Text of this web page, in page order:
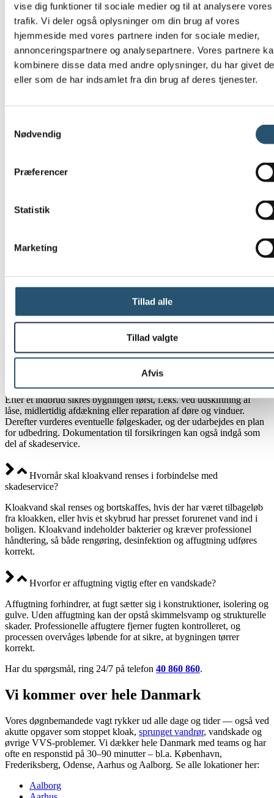
vise dig funktioner til sociale medier og til at analysere vores
trafik. Vi deler også oplysninger om din brug af vores
hjemmeside med vores partnere inden for sociale medier,
annonceringspartnere og analysepartnere. Vores partnere
kombinere disse data med andre oplysninger, du har givet
eller som de har indsamlet fra din brug af deres tjenester.
Nødvendig
Præferencer
Statistik
Marketing
Tillad alle
Tillad valgte
Afvis
Står du med vandskade, vandskader, vand i kælderen,
kloaktilbageløb, vand op af gulvafløb eller en indbrudsskade, er det
en god idé at reagere tidligt. Jo før skaden bliver stoppet, og
udtørringen kommer i gang, jo mindre bliver det efterfølgende
arbejde ofte.
FAQ - Skadeservice - Spørgsmål fra vore
forbindelse med skadeservice.
kontakte?
Danmark, så lækagen kan stoppes hurtigt og skaden begrænses.
Husk at dokumentere skaden med billeder eller video, og flyt
Er der opstået en rørsprængning i huset, bør vandtilførslen lukkes,
hvis det er muligt. Ved vandskader udefra skal du kontakte os med
det samme. Det er vigtigt at reagere hurtigt, da fugt hurtigt breder sig
Hvordan foregår skadeservice efter indbrud?
Efter et indbrud sikres bygningen først, f.eks. ved udskiftning af
låse, midlertidig afdækning eller reparation af døre og vinduer.
Derefter vurderes eventuelle følgeskader, og der udarbejdes en plan
for udbedring. Dokumentation til forsikringen kan også indgå som
del af skadeservice.
Hvornår skal kloakvand renses i forbindelse med
skadeservice?
Kloakvand skal renses og bortskaffes, hvis der har været tilbageløb
fra kloakken, eller hvis et skybrud har presset forurenet vand ind i
boligen. Kloakvand indeholder bakterier og kræver professionel
håndtering, så både rengøring, desinfektion og affugtning udføres
korrekt.
Hvorfor er affugtning vigtig efter en vandskade?
Affugtning forhindrer, at fugt sætter sig i konstruktioner, isolering og
gulve. Uden affugtning kan der opstå skimmelsvamp og strukturelle
skader. Professionelle affugtere fjerner fugten kontrolleret, og
processen overvåges løbende for at sikre, at bygningen tørrer
korrekt.
Har du spørgsmål, ring 24/7 på telefon 40 860 860.
Vi kommer over hele Danmark
Vores døgnbemandede vagt rykker ud alle dage og tider — også ved
akutte opgaver som stoppet kloak, sprunget vandrør, vandskade og
øvrige VVS-problemer. Vi dækker hele Danmark med teams og har
ofte en responstid på 30–90 minutter – bl.a. København,
Frederiksberg, Odense, Aarhus og Aalborg. Se alle lokationer her:
Aalborg